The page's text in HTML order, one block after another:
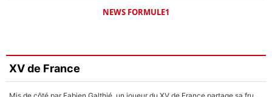
NEWS FORMULE1
XV de France
Mis de côté par Fabien Galthié, un joueur du XV de France partage sa frustration : «ils ne me l’ont pas dit tout de suite»